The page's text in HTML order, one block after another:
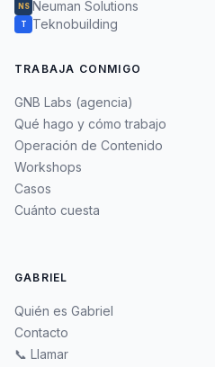
NS Neuman Solutions
T Teknobuilding
TRABAJA CONMIGO
GNB Labs (agencia)
Qué hago y cómo trabajo
Operación de Contenido
Workshops
Casos
Cuánto cuesta
GABRIEL
Quién es Gabriel
Contacto
📞 Llamar